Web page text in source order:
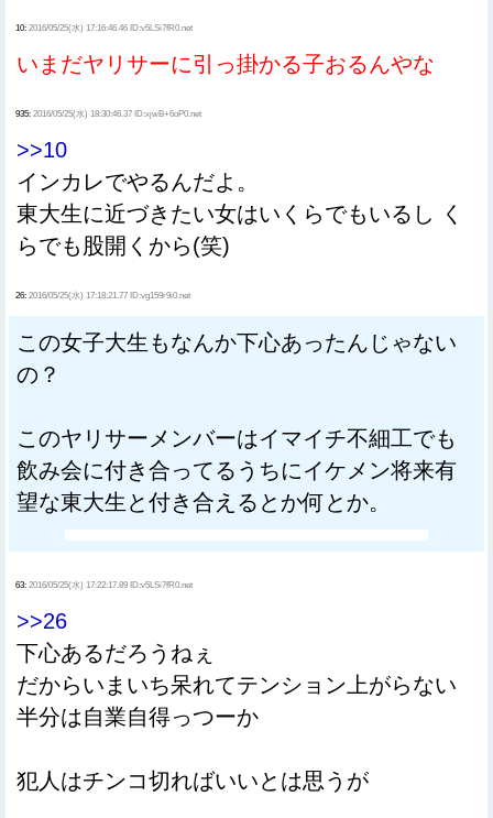
10: 2016/05/25(水) 17:16:46.46 ID:v5LSi7fR0.net
いまだヤリサーに引っ掛かる子おるんやな
935: 2016/05/25(水) 18:30:46.37 ID:xjwB+6oP0.net
>>10
インカレでやるんだよ。
東大生に近づきたい女はいくらでもいるし く
らでも股開くから(笑)
26: 2016/05/25(水) 17:18:21.77 ID:vg159r9i0.net
この女子大生もなんか下心あったんじゃない
の？
このヤリサーメンバーはイマイチ不細工でも
飲み会に付き合ってるうちにイケメン将来有
望な東大生と付き合えるとか何とか。
63: 2016/05/25(水) 17:22:17.89 ID:v5LSi7fR0.net
>>26
下心あるだろうねぇ
だからいまいち呆れてテンション上がらない
半分は自業自得っつーか
犯人はチンコ切ればいいとは思うが